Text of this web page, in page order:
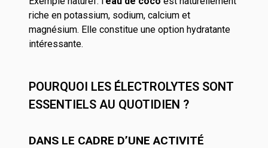
riche en potassium, sodium, calcium et
magnésium. Elle constitue une option hydratante
intéressante.
POURQUOI LES ÉLECTROLYTES SONT
ESSENTIELS AU QUOTIDIEN ?
DANS LE CADRE D’UNE ACTIVITÉ